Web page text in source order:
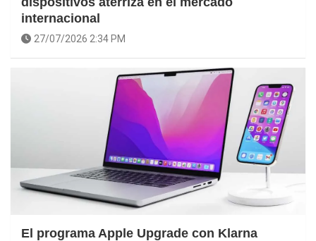
internacional
27/07/2026 2:34 PM
El programa Apple Upgrade con Klarna